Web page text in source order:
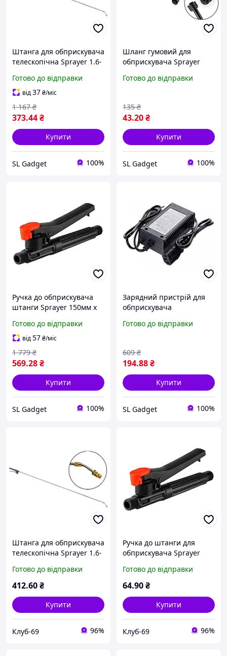
Штанга для обприскувача
телескопічна Sprayer 1.6-
Готово до відправки
від37₴/міс
373.44₴
1 167 ₴
Купити
SL Gadget 100%
Шланг гумовий для
обприскувача Sprayer
Готово до відправки
43.20₴
135 ₴
Купити
SL Gadget 100%
Ручка до обприскувача
штанги Sprayer 150мм x
Готово до відправки
від57₴/міс
569.28₴
1 779 ₴
Купити
SL Gadget 100%
Зарядний пристрій для
обприскувача
12В x 1.2A
Готово до відправки
194.88₴
609 ₴
Купити
SL Gadget 100%
Штанга для обприскувача
телескопічна Sprayer 1.6-
Готово до відправки
412.60₴
Купити
Клуб-69 96%
Ручка до штанги для
обприскувача Sprayer
746) KLB
Готово до відправки
64.90₴
Купити
Клуб-69 96%